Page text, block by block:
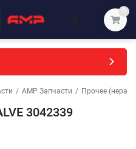
0
/ АМР Запчасти / Прочее
3042339